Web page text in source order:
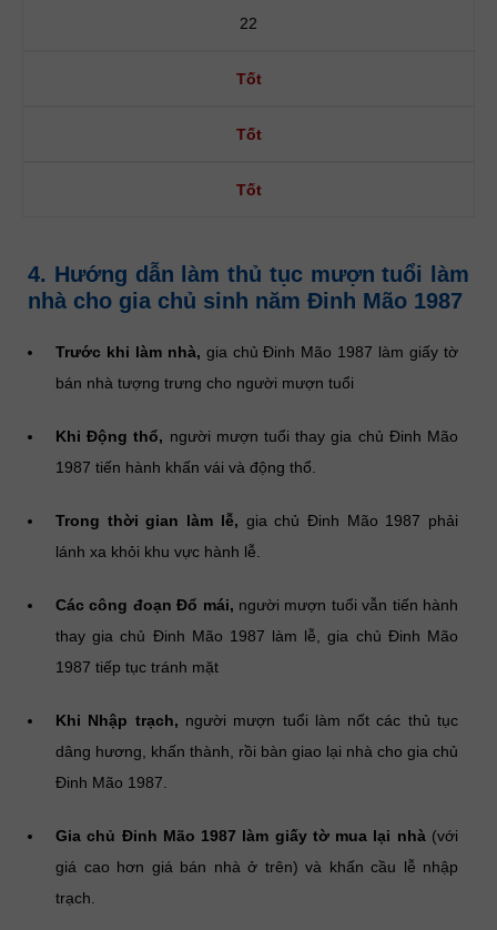
22
Tốt
Tốt
Tốt
4. Hướng dẫn làm thủ tục mượn tuổi làm
nhà cho gia chủ sinh năm Đinh Mão 1987
Trước khi làm nhà, gia chủ Đinh Mão 1987 làm giấy tờ
bán nhà tượng trưng cho người mượn tuổi
Khi Động thổ, người mượn tuổi thay gia chủ Đinh Mão
1987 tiến hành khấn vái và động thổ.
Trong thời gian làm lễ, gia chủ Đinh Mão 1987 phải
lánh xa khỏi khu vực hành lễ.
Các công đoạn Đổ mái, người mượn tuổi vẫn tiến hành
thay gia chủ Đinh Mão 1987 làm lễ, gia chủ Đinh Mão
1987 tiếp tục tránh mặt
Khi Nhập trạch, người mượn tuổi làm nốt các thủ tục
dâng hương, khấn thành, rồi bàn giao lại nhà cho gia chủ
Đinh Mão 1987.
Gia chủ Đinh Mão 1987 làm giấy tờ mua lại nhà (với
giá cao hơn giá bán nhà ở trên) và khấn cầu lễ nhập
trạch.